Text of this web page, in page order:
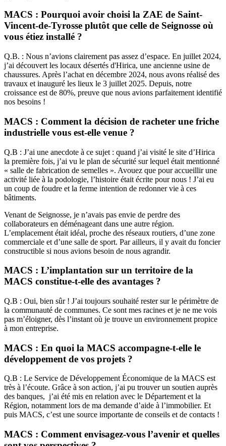
MACS : Pourquoi avoir choisi la ZAE de Saint-
Vincent-de-Tyrosse plutôt que celle de Seignosse où
vous étiez installé ?
Q.B. : Nous n’avions clairement pas assez d’espace. En juillet 2024,
j’ai découvert les locaux désertés d'Hirica, une ancienne usine de
chaussures. Après l’achat en décembre 2024, nous avons réalisé des
travaux et inauguré les lieux le 3 juillet 2025. Depuis, notre
croissance est de 80%, preuve que nous avions parfaitement identifié
nos besoins !
MACS : Comment la décision de racheter une friche
industrielle vous est-elle venue ?
Q.B : J’ai une anecdote à ce sujet : quand j’ai visité le site d’Hirica
la première fois, j’ai vu le plan de sécurité sur lequel était mentionné
« salle de fabrication de semelles ». Avouez que pour accueillir une
activité liée à la podologie, l’histoire était écrite pour nous ! J’ai eu
un coup de foudre et la ferme intention de redonner vie à ces
bâtiments.
Venant de Seignosse, je n’avais pas envie de perdre des
collaborateurs en déménageant dans une autre région.
L’emplacement était idéal, proche des réseaux routiers, d’une zone
commerciale et d’une salle de sport. Par ailleurs, il y avait du foncier
constructible si nous avions besoin de nous agrandir.
MACS : L’implantation sur un territoire de la
MACS constitue-t-elle des avantages ?
Q.B : Oui, bien sûr ! J’ai toujours souhaité rester sur le périmètre de
la communauté de communes. Ce sont mes racines et je ne me vois
pas m’éloigner, dès l’instant où je trouve un environnement propice
à mon entreprise.
MACS : En quoi la MACS accompagne-t-elle le
développement de vos projets ?
Q.B : Le Service de Développement Économique de la MACS est
très à l’écoute. Grâce à son action, j’ai pu trouver un soutien auprès
des banques, j’ai été mis en relation avec le Département et la
Région, notamment lors de ma demande d’aide à l’immobilier. Et
puis MACS, c’est une source importante de conseils et de contacts !
MACS : Comment envisagez-vous l’avenir et quelles